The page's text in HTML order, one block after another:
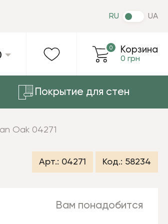
Корзина
0 грн
0
RU UA
Покрытие для стен
Oak 04271
Арт.: 04271 Код.: 58234
Вам понадобится